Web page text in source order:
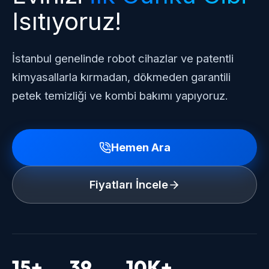
Isıtıyoruz!
İstanbul genelinde robot cihazlar ve patentli
kimyasallarla kırmadan, dökmeden garantili
petek temizliği ve kombi bakımı yapıyoruz.
Hemen Ara
Fiyatları İncele